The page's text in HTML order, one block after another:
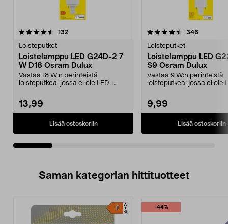
132
Loisteputket
Loistelamppu LED G24D-2 7
W D18 Osram Dulux
Vastaa 18 W:n perinteistä
loisteputkea, jossa ei ole LED-
13,99
Lisää ostoskoriin
4.5viidestä
346arvostelut
Loisteputket
Loistelamppu LED
S9 Osram Dulux
Vastaa 9 W:n perinteistä
loisteputkea, jossa ei ole
9,99
Lisää ostoskoriin
4.5viidestä
Saman kategorian hittituotteet
-44%